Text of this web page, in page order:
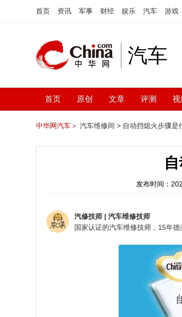
首页 资讯 军事 财经 娱乐 汽车 游戏
汽车
首页 原创 文章 评测 视
中华网汽车＞ 汽车维修间 > 自动挡熄火步骤是
发布时间：
汽修技师 | 汽车维修技师